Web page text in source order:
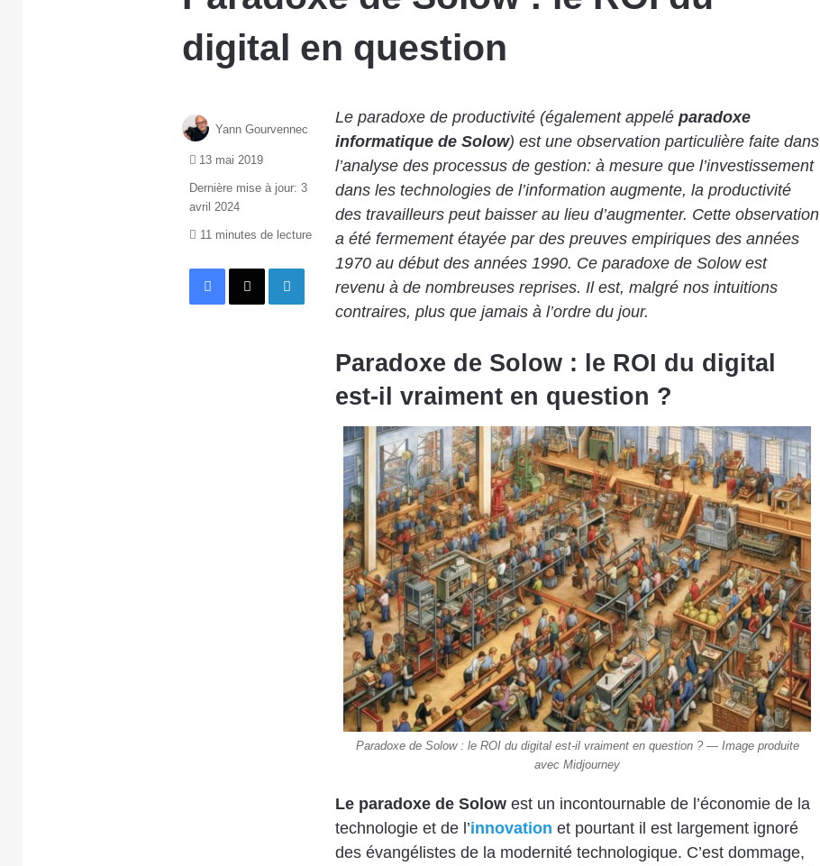
digital en question
Le paradoxe de productivité (également appelé paradoxe
informatique de Solow) est une observation particulière faite dans
l’analyse des processus de gestion: à mesure que l’investissement
dans les technologies de l’information augmente, la productivité
des travailleurs peut baisser au lieu d’augmenter. Cette observation
a été fermement étayée par des preuves empiriques des années
1970 au début des années 1990. Ce paradoxe de Solow est
revenu à de nombreuses reprises. Il est, malgré nos intuitions
contraires, plus que jamais à l’ordre du jour.
Paradoxe de Solow : le ROI du digital
est-il vraiment en question ?
Paradoxe de Solow : le ROI du digital est-il vraiment en question ? — Image produite
avec Midjourney
Le paradoxe de Solowest un incontournable de l’économie de la
technologie et de l’innovation et pourtant il est largement ignoré
des évangélistes de la modernité technologique. C’est dommage,
Yann Gourvennec
13 mai 2019
Dernière mise à jour: 3
avril 2024
11 minutes de lecture
Facebook
X Linkedin